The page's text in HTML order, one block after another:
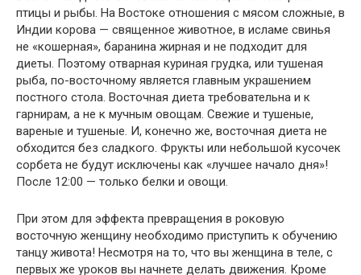
птицы и рыбы. На Востоке отношения с мясом сложные, в
Индии корова — священное животное, в исламе свинья
не «кошерная», баранина жирная и не подходит для
диеты. Поэтому отварная куриная грудка, или тушеная
рыба, по-восточному является главным украшением
постного стола. Восточная диета требовательна и к
гарнирам, а не к мучным овощам. Свежие и тушеные,
вареные и тушеные. И, конечно же, восточная диета не
обходится без сладкого. Фрукты или небольшой кусочек
сорбета не будут исключены как «лучшее начало дня»!
После 12:00 — только белки и овощи.
При этом для эффекта превращения в роковую
восточную женщину необходимо приступить к обучению
танцу живота! Несмотря на то, что вы женщина в теле, с
первых же уроков вы начнете делать движения. Кроме